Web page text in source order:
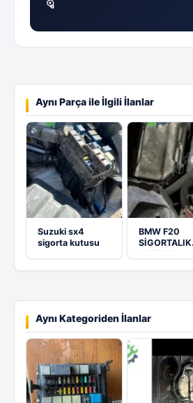
Aynı Parça ile İlgili İlanlar
Suzuki sx4
sigorta kutusu
BMW F20
SİGORTALIK
KUTUSU
Aynı Kategoriden İlanlar